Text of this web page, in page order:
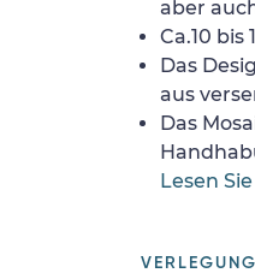
aber
Ca.10
Das
aus
Das
Lesen
VERLEGUNG